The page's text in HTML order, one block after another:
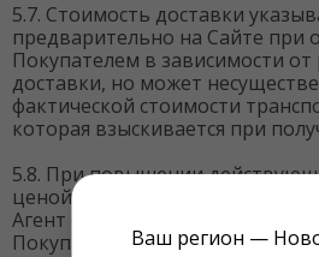
Ваш регион —
5.7. Стоимость доставки
предварительно на Сайте при
Покупателем в зависимости от
доставки, но может
фактической стоимости
которая взыскивается при
5.8. При повышении
ценой, первоначально
Агент обязан известить об этом
Покупатель имеет право